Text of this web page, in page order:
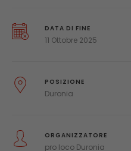
DATA DI FINE
11 Ottobre 2025
POSIZIONE
Duronia
ORGANIZZATORE
pro loco Duronia